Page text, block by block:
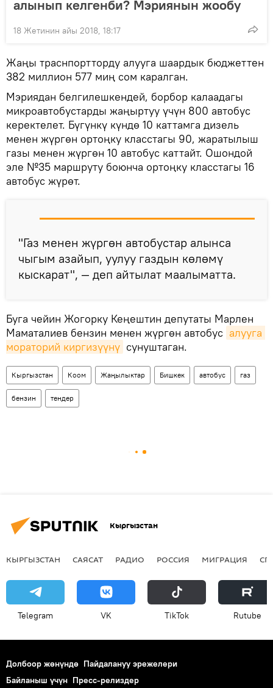
алынып келгенби? Мэриянын жообу
18 Жетинин айы 2018, 18:17
Жаңы траснпортторду алууга шаардык бюджеттен
382 миллион 577 миң сом каралган.
Мэриядан белгилешкендей, борбор калаадагы
микроавтобустарды жаңыртуу үчүн 800 автобус
керектелет. Бүгүнкү күндө 10 каттамга дизель
менен жүргөн ортоңку класстагы 90, жаратылыш
газы менен жүргөн 10 автобус каттайт. Ошондой
эле №35 маршруту боюнча ортоңку класстагы 16
автобус жүрөт.
"Газ менен жүргөн автобустар алынса
чыгым азайып, уулуу газдын көлөмү
кыскарат", — деп айтылат маалыматта.
Буга чейин Жогорку Кеңештин депутаты Марлен
Маматалиев бензин менен жүргөн автобус алууга
мораторий киргизүүнү сунуштаган.
Кыргызстан Коом Жаңылыктар Бишкек автобус газ
бензин тендер
Кыргызстан
КЫРГЫЗСТАН САЯСАТ РАДИО РОССИЯ МИГРАЦИЯ
Telegram VK ТikТоk Rutube
Долбоор жөнүндө Пайдалануу эрежелери
Байланыш үчүн Пресс-релиздер